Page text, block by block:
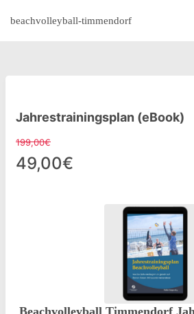
beachvolleyball-timmendorf
Jahrestrainingsplan (eBook)
49,00€
199,00€
Beachvolleyball Timmendorf